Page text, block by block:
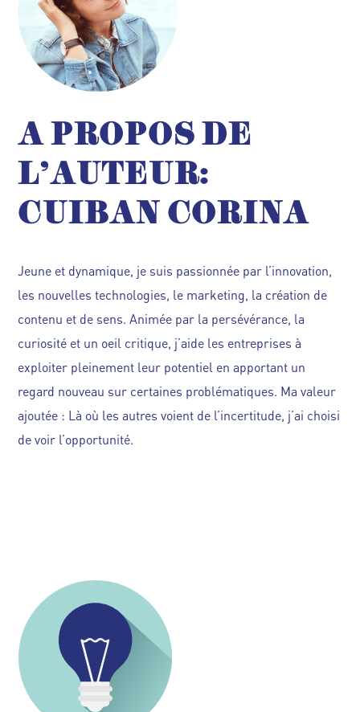
A PROPOS DE
L'AUTEUR:
CUIBAN CORINA
Jeune et dynamique, je suis passionnée par l’innovation,
les nouvelles technologies, le marketing, la création de
contenu et de sens. Animée par la persévérance, la
curiosité et un oeil critique, j’aide les entreprises à
exploiter pleinement leur potentiel en apportant un
regard nouveau sur certaines problématiques. Ma valeur
ajoutée : Là où les autres voient de l’incertitude, j’ai choisi
de voir l’opportunité.